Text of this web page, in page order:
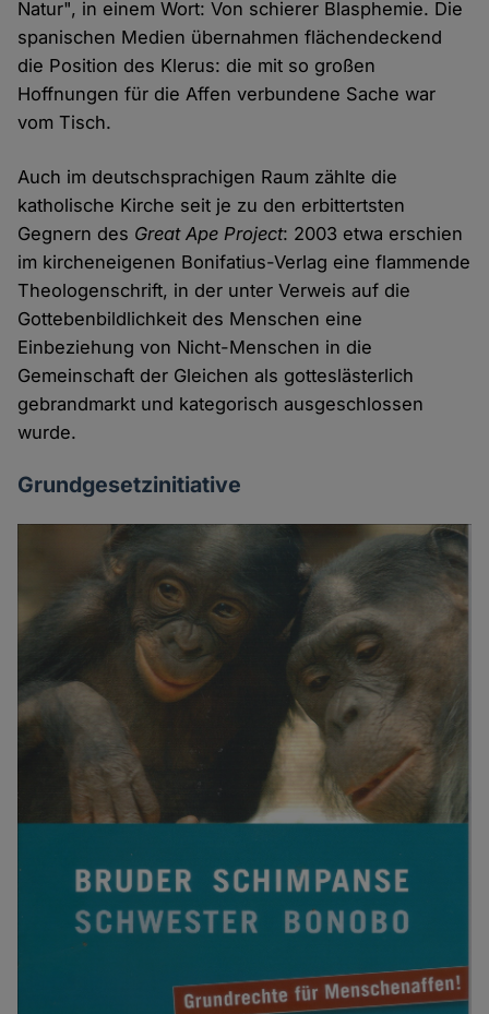
Natur", in einem Wort: Von schierer Blasphemie. Die
spanischen Medien übernahmen flächendeckend
die Position des Klerus: die mit so großen
Hoffnungen für die Affen verbundene Sache war
vom Tisch.
Auch im deutschsprachigen Raum zählte die
katholische Kirche seit je zu den erbittertsten
Gegnern des Great Ape Project: 2003 etwa erschien
im kircheneigenen Bonifatius-Verlag eine flammende
Theologenschrift, in der unter Verweis auf die
Gottebenbildlichkeit des Menschen eine
Einbeziehung von Nicht-Menschen in die
Gemeinschaft der Gleichen als gotteslästerlich
gebrandmarkt und kategorisch ausgeschlossen
wurde.
Grundgesetzinitiative